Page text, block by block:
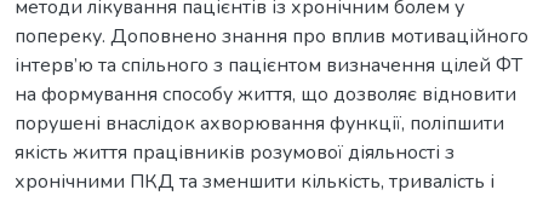
методи лікування пацієнтів із хронічним болем у
попереку. Доповнено знання про вплив мотиваційного
інтерв’ю та спільного з пацієнтом визначення цілей ФТ
на формування способу життя, що дозволяє відновити
порушені внаслідок ахворювання функції, поліпшити
якість життя працівників розумової діяльності з
хронічними ПКД та зменшити кількість, тривалість і